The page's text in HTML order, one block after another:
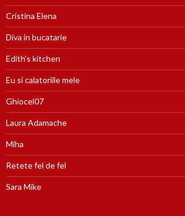
Cristina Elena
Diva in bucatarie
Edith's kitchen
Eu si calatoriile mele
Ghiocel07
Laura Adamache
Miha
Retete fel de fel
Sara Mike